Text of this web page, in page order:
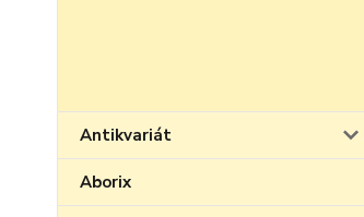
Antikvariát
Aborix